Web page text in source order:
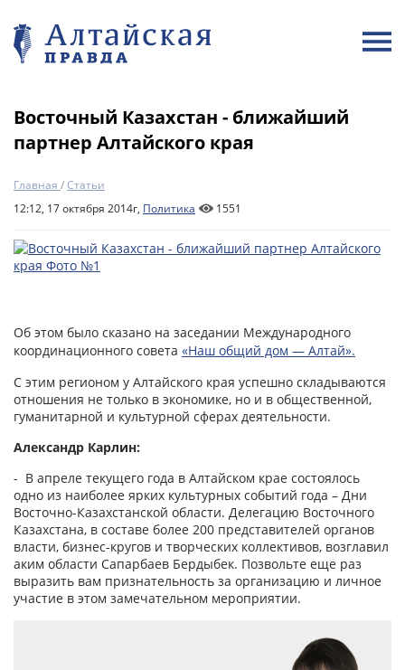
Восточный Казахстан - ближайший
партнер Алтайского края
Главная /Статьи
12:12, 17 октября 2014г, Политика 1551
Об этом было сказано на заседании Международного
координационного совета «Наш общий дом — Алтай».
С этим регионом у Алтайского края успешно складываются
отношения не только в экономике, но и в общественной,
гуманитарной и культурной сферах деятельности.
Александр Карлин:
- В апреле текущего года в Алтайском крае состоялось
одно из наиболее ярких культурных событий года – Дни
Восточно-Казахстанской области. Делегацию Восточного
Казахстана, в составе более 200 представителей органов
власти, бизнес-кругов и творческих коллективов, возглавил
аким области Сапарбаев Бердыбек. Позвольте еще раз
выразить вам признательность за организацию и личное
участие в этом замечательном мероприятии.